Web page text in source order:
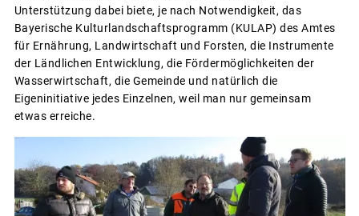
Unterstützung dabei biete, je nach Notwendigkeit, das
Bayerische Kulturlandschaftsprogramm (KULAP) des Amtes
für Ernährung, Landwirtschaft und Forsten, die Instrumente
der Ländlichen Entwicklung, die Fördermöglichkeiten der
Wasserwirtschaft, die Gemeinde und natürlich die
Eigeninitiative jedes Einzelnen, weil man nur gemeinsam
etwas erreiche.